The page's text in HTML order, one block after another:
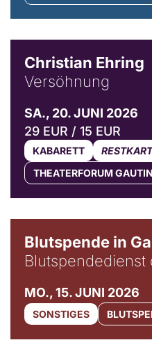
Christian Ehring
Versöhnung
SA., 20. JUNI 2026
29 EUR / 15 EUR
KABARETT
THEATERFORUM
Blutspende in
Blutspendedienst
MO., 15. JUNI 2026
SONSTIGES